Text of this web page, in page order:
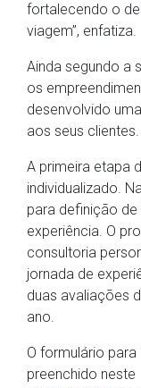
fortalecendo o
viagem”, enfatiza.
Ainda segundo a
os
desenvolvido
aos seus clientes.
A primeira etapa
individualizado.
para definição
experiência. O
consultoria
jornada de
duas avaliações
ano.
O formulário
preenchido neste